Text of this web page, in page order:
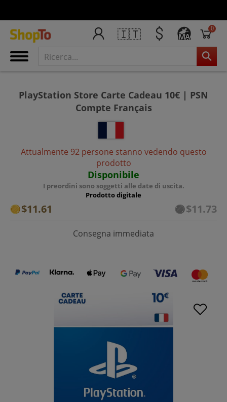
🇮🇹 MA
0
PlayStation Store Carte Cadeau 10€ | PSN
Compte Français
Attualmente 92 persone stanno vedendo questo
prodotto
Disponibile
I preordini sono soggetti alle date di uscita.
Prodotto digitale
$11.61 $11.73
Consegna immediata